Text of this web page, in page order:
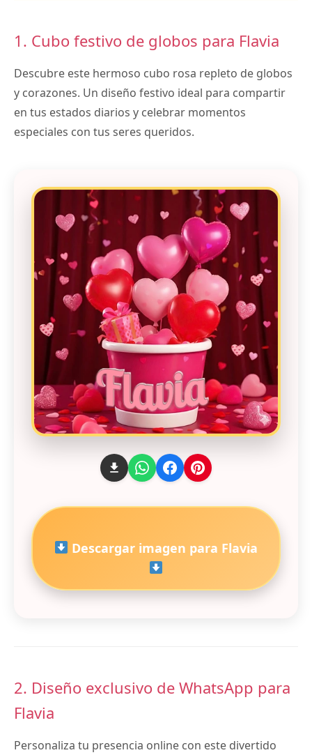
1. Cubo festivo de globos para Flavia
Descubre este hermoso cubo rosa repleto de globos
y corazones. Un diseño festivo ideal para compartir
en tus estados diarios y celebrar momentos
especiales con tus seres queridos.
Descargar imagen para Flavia
2. Diseño exclusivo de WhatsApp para
Flavia
Personaliza tu presencia online con este divertido